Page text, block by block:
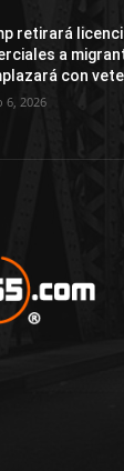
retirará
a
con
6, 2026